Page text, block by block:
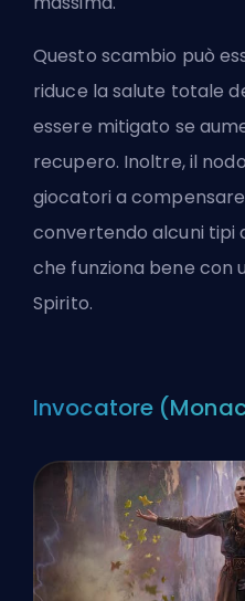
Questo scambio può
riduce la salute totale
essere mitigato se
recupero. Inoltre, il
giocatori a
convertendo alcuni tipi
che funziona bene con
Spirito.
Invocatore